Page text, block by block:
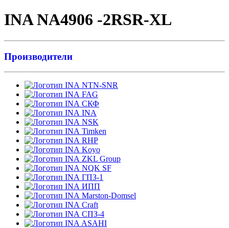
INA NA4906 -2RSR-XL
Производители
NTN-SNR
FAG
СКФ
INA
NSK
Timken
RHP
Koyo
ZKL Group
NQK SF
ГПЗ-1
ИПП
Marston-Domsel
Craft
СПЗ-4
ASAHI